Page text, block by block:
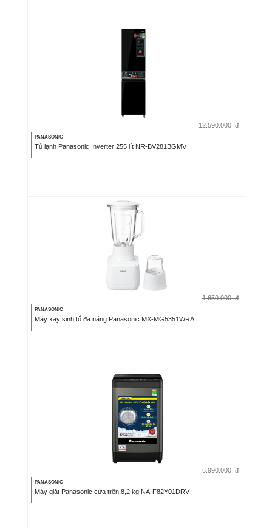
12.590.000 đ
PANASONIC
Tủ lạnh Panasonic Inverter 255 lít NR-BV281BGMV
1.650.000 đ
PANASONIC
Máy xay sinh tố đa năng Panasonic MX-MG5351WRA
6.990.000 đ
PANASONIC
Máy giặt Panasonic cửa trên 8,2 kg NA-F82Y01DRV